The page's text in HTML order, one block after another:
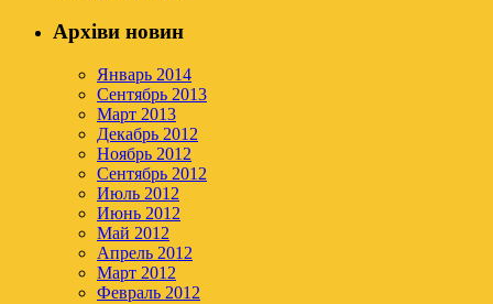
Архіви новин
Январь 2014
Сентябрь 2013
Март 2013
Декабрь 2012
Ноябрь 2012
Сентябрь 2012
Июль 2012
Июнь 2012
Май 2012
Апрель 2012
Март 2012
Февраль 2012